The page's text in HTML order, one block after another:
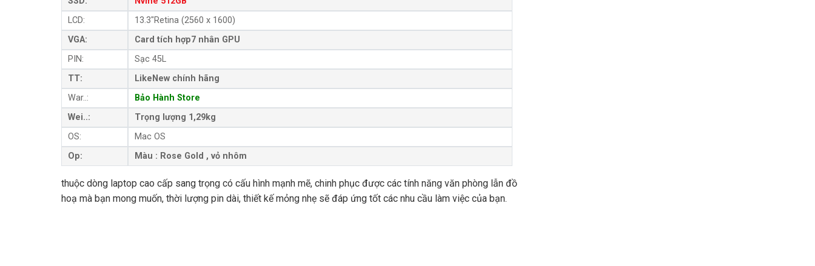
LCD:
13.3″Retina (2560 x 1600)
VGA:
Card tích hợp7 nhân GPU
PIN:
Sạc 45L
TT:
LikeNew chính hãng
War..:
Bảo Hành Store
Wei..:
Trọng lượng 1,29kg
OS:
Mac OS
Op:
Màu : Rose Gold , vỏ nhôm
thuộc dòng laptop cao cấp sang trọng có cấu hình mạnh mẽ, chinh phục được các tính năng văn phòng lẫn đồ
hoạ mà bạn mong muốn, thời lượng pin dài, thiết kế mỏng nhẹ sẽ đáp ứng tốt các nhu cầu làm việc của bạn.